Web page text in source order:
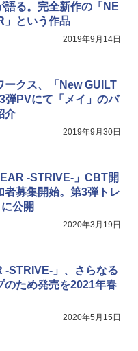
】Thrustmaster スラスト
シフター - PC、PS4、P
刃」無限城編 第一章 猗
生産限定版 [Blu-ray]
ブ！蓮ノ空女学院スクー
ブ Bloom Garden Part
語る。完全新作の「NE
」という作品
2019年9月14日
ークス、「New GUILT
弾PVにて「メイ」のバ
介
2019年9月30日
-STRIVE-」CBT開
者募集開始。第3弾トレ
公開
2020年3月19日
-STRIVE-」、さらなる
のため発売を2021年春
2020年5月15日